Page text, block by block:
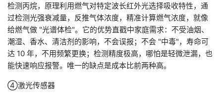
检测丙烷，原理利用燃气对特定波长红外光选择吸收特性，通
过检测光强衰减量，反推气体浓度，精准计算燃气浓度，就像
给燃气做 "光谱体检"。它的优势直戳中家庭需求：不受油烟、
潮湿、香水、清洁剂的影响，不会误报；不会 "中毒"，寿命可
达 10 年，不用频繁更换；检测精度极高，哪怕是轻微泄漏，也
能快速响应报警。唯一的缺点是成本比前两种高。
④激光传感器